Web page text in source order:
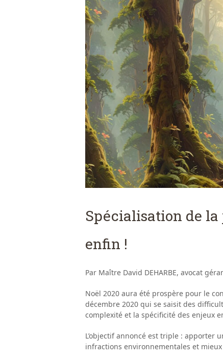
Spécialisation de
enfin !
Par Maître David DEHARBE, avocat
Noël 2020 aura été prospère pour le
décembre 2020 qui se saisit des
complexité et la spécificité des enjeux
L’objectif annoncé est triple : apporter
infractions environnementales et